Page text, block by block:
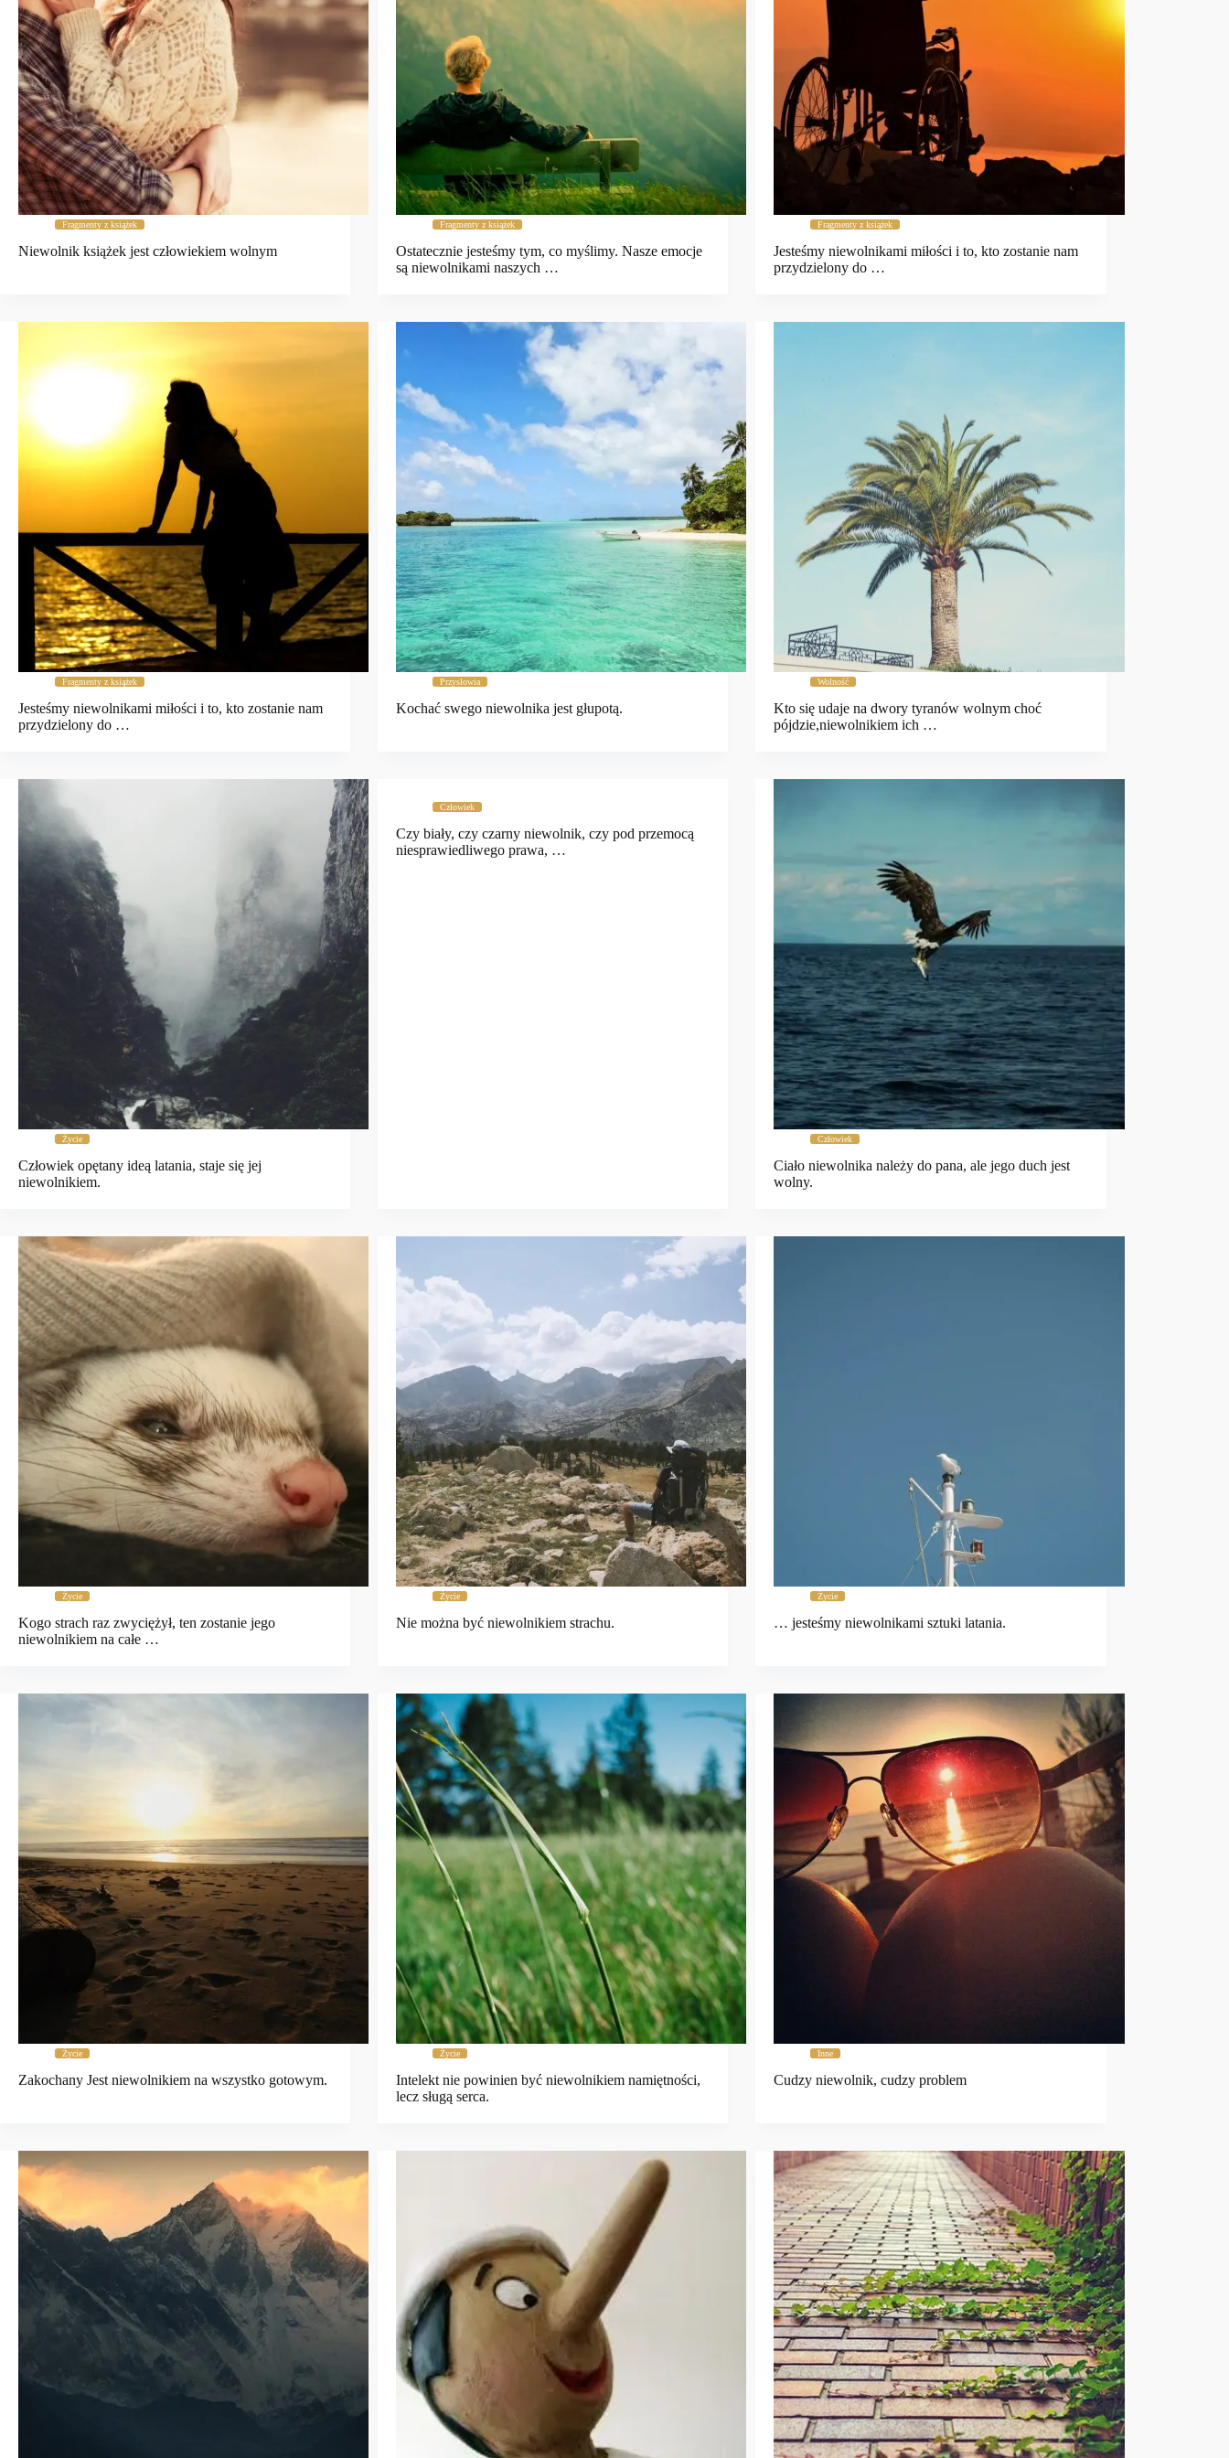
Fragmenty z książek
Niewolnik książek jest człowiekiem wolnym
Fragmenty z książek
Ostatecznie jesteśmy tym, co myślimy. Nasze emocje
są niewolnikami naszych …
Fragmenty z książek
Jesteśmy niewolnikami miłości i to, kto zostanie nam
przydzielony do …
Fragmenty z książek
Jesteśmy niewolnikami miłości i to, kto zostanie nam
przydzielony do …
Przysłowia
Kochać swego niewolnika jest głupotą.
Wolność
Kto się udaje na dwory tyranów wolnym choć
pójdzie,niewolnikiem ich …
Życie
Człowiek opętany ideą latania, staje się jej
niewolnikiem.
Człowiek
Czy biały, czy czarny niewolnik, czy pod przemocą
niesprawiedliwego prawa, …
Człowiek
Ciało niewolnika należy do pana, ale jego duch jest
wolny.
Życie
Kogo strach raz zwyciężył, ten zostanie jego
niewolnikiem na całe …
Życie
Nie można być niewolnikiem strachu.
Życie
… jesteśmy niewolnikami sztuki latania.
Życie
Zakochany Jest niewolnikiem na wszystko gotowym.
Życie
Intelekt nie powinien być niewolnikiem namiętności,
lecz sługą serca.
Inne
Cudzy niewolnik, cudzy problem